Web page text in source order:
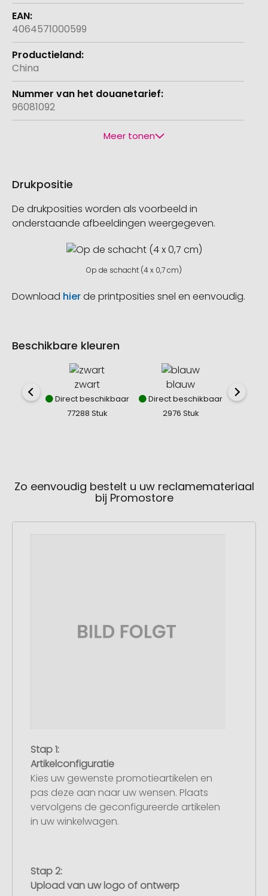
4064571000599
China
96081092
Meer tonen
Drukpositie
De drukposities worden als voorbeeld in
onderstaande afbeeldingen weergegeven.
Op de schacht (4 x 0,7 cm)
Download hierde printposities snel en eenvoudig.
Beschikbare kleuren
zwart
Direct beschikbaar
77288 Stuk
blauw
Direct beschikbaar
2976 Stuk
Direct
Zo eenvoudig bestelt u uw reclamemateriaal
bij Promostore
Stap 1:
Artikelconfiguratie
Kies uw gewenste promotieartikelen en
pas deze aan naar uw wensen. Plaats
vervolgens de geconfigureerde artikelen
in uw winkelwagen.
Stap 2:
Upload van uw logo of ontwerp